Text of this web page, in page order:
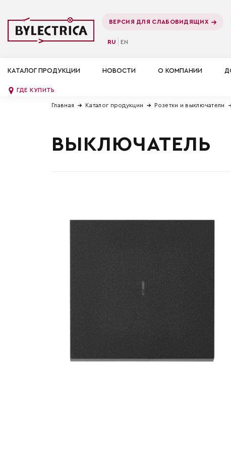
ВЕРСИЯ ДЛЯ СЛАБОВИДЯЩИХ
RU EN
КАТАЛОГ ПРОДУКЦИИ НОВОСТИ О КОМПАНИИ
ГДЕ КУПИТЬ
Главная Каталог продукции Розетки и выключатели
ВЫКЛЮЧАТЕЛЬ